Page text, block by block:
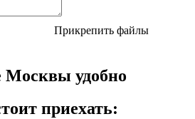
Прикрепить файлы
Москвы удобно
приехать: